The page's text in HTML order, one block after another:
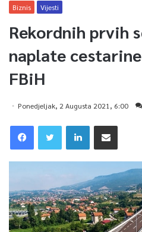
Biznis Vijesti
Rekordnih prvih
naplate
FBiH
Ponedjeljak, 2 Augusta 2021, 6:00